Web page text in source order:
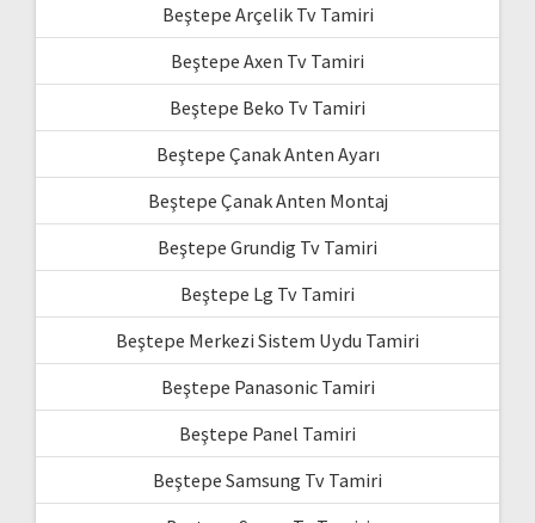
Beştepe Arçelik Tv Tamiri
Beştepe Axen Tv Tamiri
Beştepe Beko Tv Tamiri
Beştepe Çanak Anten Ayarı
Beştepe Çanak Anten Montaj
Beştepe Grundig Tv Tamiri
Beştepe Lg Tv Tamiri
Beştepe Merkezi Sistem Uydu Tamiri
Beştepe Panasonic Tamiri
Beştepe Panel Tamiri
Beştepe Samsung Tv Tamiri